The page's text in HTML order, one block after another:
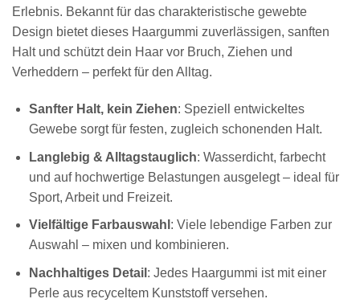
Erlebnis. Bekannt für das charakteristische gewebte
Design bietet dieses Haargummi zuverlässigen, sanften
Halt und schützt dein Haar vor Bruch, Ziehen und
Verheddern – perfekt für den Alltag.
Sanfter Halt, kein Ziehen: Speziell entwickeltes
Gewebe sorgt für festen, zugleich schonenden Halt.
Langlebig & Alltagstauglich: Wasserdicht, farbecht
und auf hochwertige Belastungen ausgelegt – ideal für
Sport, Arbeit und Freizeit.
Vielfältige Farbauswahl : Viele lebendige Farben zur
Auswahl – mixen und kombinieren.
Nachhaltiges Detail : Jedes Haargummi ist mit einer
Perle aus recyceltem Kunststoff versehen.